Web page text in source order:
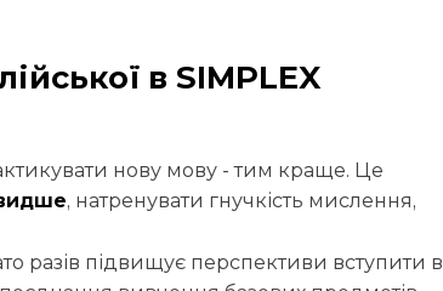
в SIMPLEX
нову мову - тим краще. Це
, натренувати гнучкість мислення,
разів підвищує перспективи вступити в